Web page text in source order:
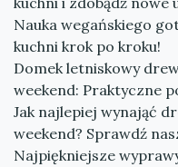
Nauka wegańskiego
kuchni krok po kroku!
Domek letniskowy
weekend: Praktyczne
Jak najlepiej wynająć
weekend? Sprawdź
Najpiękniejsze